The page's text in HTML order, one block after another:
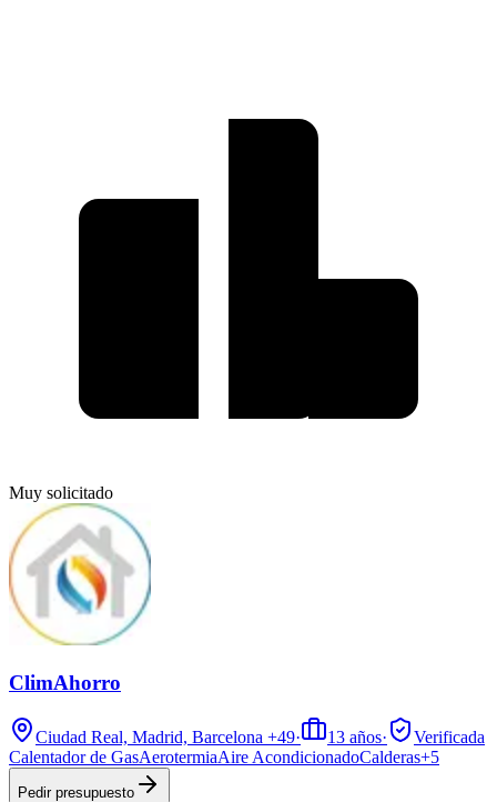
Muy solicitado
ClimAhorro
Ciudad Real, Madrid, Barcelona +49· 13 años·
Verificada
Calentador de GasAerotermiaAire AcondicionadoCalderas+5
Pedir presupuesto